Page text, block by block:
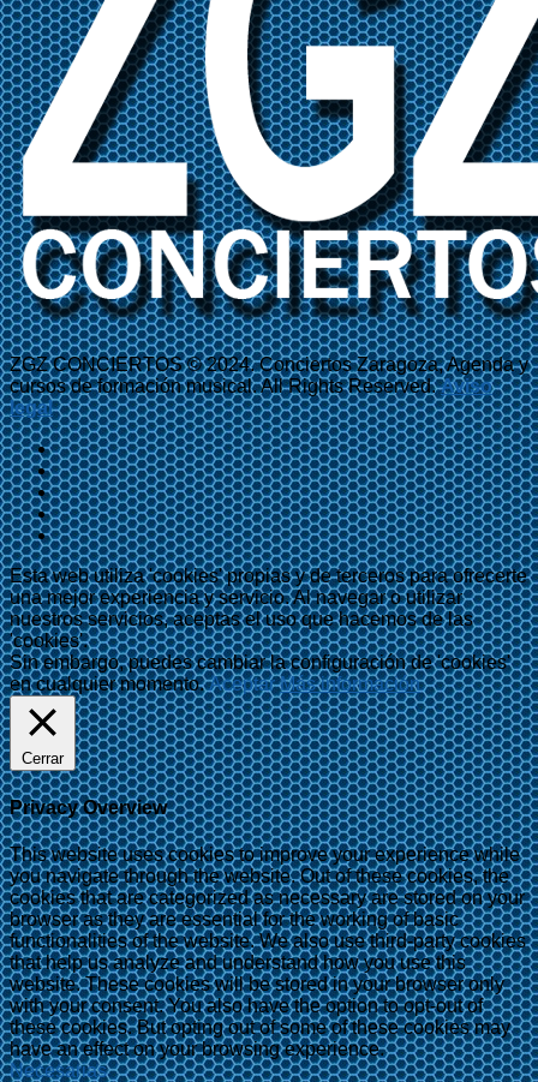
ZGZ CONCIERTOS © 2024. Conciertos Zaragoza, Agenda y
cursos de formación musical. All Rights Reserved.Aviso
legal
Esta web utiliza 'cookies' propias y de terceros para ofrecerte
una mejor experiencia y servicio. Al navegar o utilizar
nuestros servicios, aceptas el uso que hacemos de las
'cookies'.
Sin embargo, puedes cambiar la configuración de 'cookies'
en cualquier momento.Aceptar Más información
Cerrar
Privacy Overview
This website uses cookies to improve your experience while
you navigate through the website. Out of these cookies, the
cookies that are categorized as necessary are stored on your
browser as they are essential for the working of basic
functionalities of the website. We also use third-party cookies
that help us analyze and understand how you use this
website. These cookies will be stored in your browser only
with your consent. You also have the option to opt-out of
these cookies. But opting out of some of these cookies may
have an effect on your browsing experience.
Necesarias